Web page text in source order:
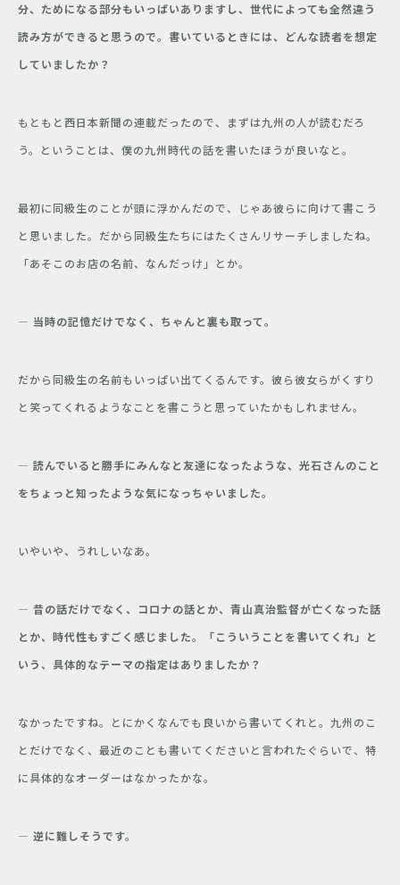
分、ためになる部分もいっぱいありますし、世代によっても全然違う
読み方ができると思うので。書いているときには、どんな読者を想定
していましたか？
もともと西日本新聞の連載だったので、まずは九州の人が読むだろ
う。ということは、僕の九州時代の話を書いたほうが良いなと。
最初に同級生のことが頭に浮かんだので、じゃあ彼らに向けて書こう
と思いました。だから同級生たちにはたくさんリサーチしましたね。
「あそこのお店の名前、なんだっけ」とか。
― 当時の記憶だけでなく、ちゃんと裏も取って。
だから同級生の名前もいっぱい出てくるんです。彼ら彼女らがくすり
と笑ってくれるようなことを書こうと思っていたかもしれません。
― 読んでいると勝手にみんなと友達になったような、光石さんのこと
をちょっと知ったような気になっちゃいました。
いやいや、うれしいなあ。
― 昔の話だけでなく、コロナの話とか、青山真治監督が亡くなった話
とか、時代性もすごく感じました。「こういうことを書いてくれ」と
いう、具体的なテーマの指定はありましたか？
なかったですね。とにかくなんでも良いから書いてくれと。九州のこ
とだけでなく、最近のことも書いてくださいと言われたぐらいで、特
に具体的なオーダーはなかったかな。
― 逆に難しそうです。